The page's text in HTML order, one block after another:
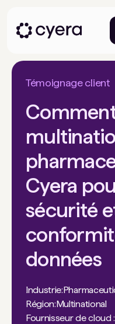
Témoignage client
Cyera
sécurité
données
Industrie:
Région:Multinational
Fournisseur de cloud :